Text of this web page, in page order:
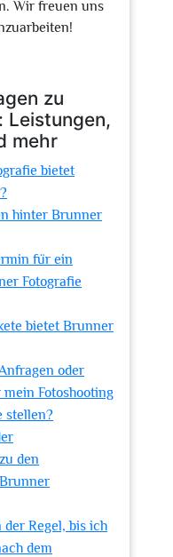
Wir freuen uns
zu
Leistungen,
mehr
bietet
hinter Brunner
für ein
Fotografie
bietet Brunner
oder
Fotoshooting
stellen?
den
Regel, bis ich
dem